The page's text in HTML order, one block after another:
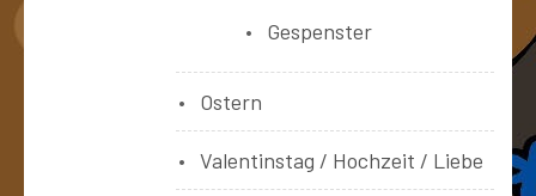
Gespenster
Ostern
Valentinstag / Hochzeit / Liebe